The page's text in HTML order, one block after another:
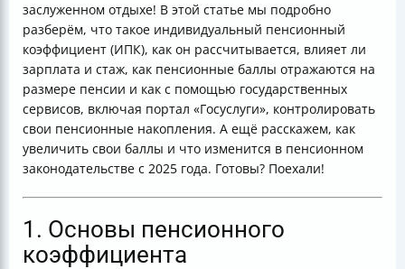
заслуженном отдыхе! В этой статье мы подробно
разберём, что такое индивидуальный пенсионный
коэффициент (ИПК), как он рассчитывается, влияет ли
зарплата и стаж, как пенсионные баллы отражаются на
размере пенсии и как с помощью государственных
сервисов, включая портал «Госуслуги», контролировать
свои пенсионные накопления. А ещё расскажем, как
увеличить свои баллы и что изменится в пенсионном
законодательстве с 2025 года. Готовы? Поехали!
1. Основы пенсионного
коэффициента